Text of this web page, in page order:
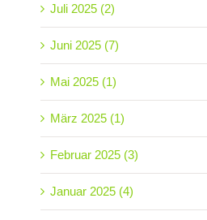
Juli 2025 (2)
Juni 2025 (7)
Mai 2025 (1)
März 2025 (1)
Februar 2025 (3)
Januar 2025 (4)